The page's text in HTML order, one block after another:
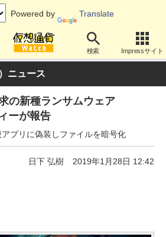
Powered by Translate
検索 Impressサイト
ニュース
の新種ランサムウェア
ーが報告
プリに偽装しファイルを暗号化
日下 弘樹 2019年1月28日 12:42